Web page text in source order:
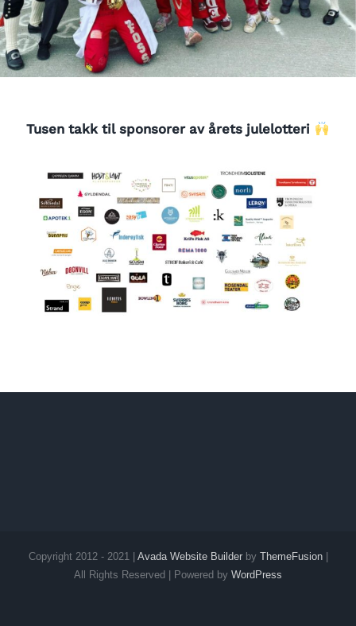
Tusen takk til sponsorer av årets julelotteri
Copyright 2012 - 2021 | Avada Website Builderby ThemeFusion|
All Rights Reserved | Powered by WordPress